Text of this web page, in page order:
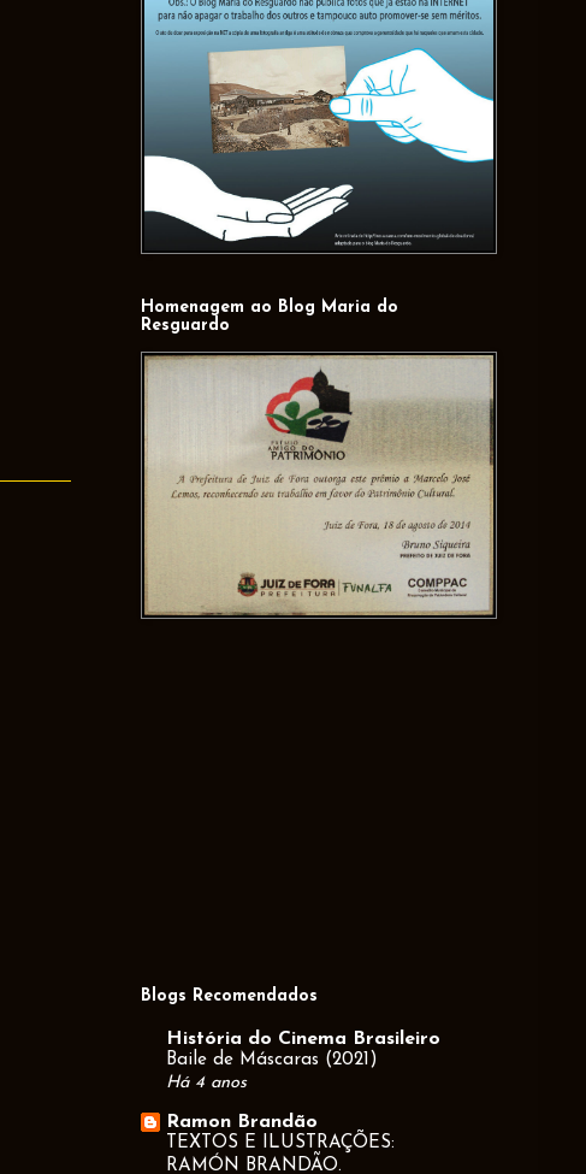
Homenagem ao Blog Maria do
Resguardo
Blogs Recomendados
História do Cinema Brasileiro
Baile de Máscaras (2021)
Há 4 anos
Ramon Brandão
TEXTOS E ILUSTRAÇÕES:
RAMÓN BRANDÃO.